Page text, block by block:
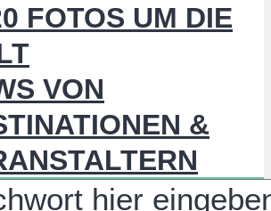
FOTOS UM DIE
VON
&